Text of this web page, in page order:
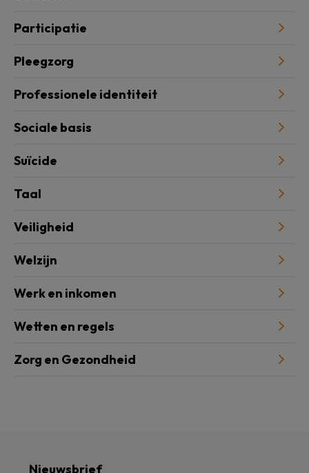
Participatie
Pleegzorg
Professionele identiteit
Sociale basis
Suïcide
Taal
Veiligheid
Welzijn
Werk en inkomen
Wetten en regels
Zorg en Gezondheid
Nieuwsbrief